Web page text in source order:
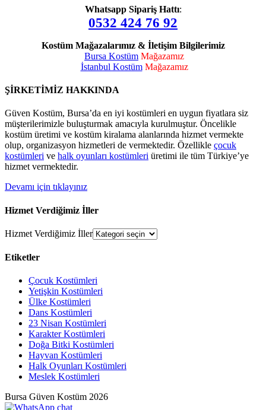
Whatsapp Sipariş Hattı:
0532 424 76 92
Kostüm Mağazalarımız & İletişim Bilgilerimiz
Bursa Kostüm Mağazamız
İstanbul Kostüm Mağazamız
ŞİRKETİMİZ HAKKINDA
Güven Kostüm, Bursa’da en iyi kostümleri en uygun fiyatlara siz
müşterilerimizle buluşturmak amacıyla kurulmuştur. Öncelikle
kostüm üretimi ve kostüm kiralama alanlarında hizmet vermekte
olup, organizasyon hizmetleri de vermektedir. Özellikle çocuk
kostümleri ve halk oyunları kostümleri üretimi ile tüm Türkiye’ye
hizmet vermektedir.
Devamı için tıklayınız
Hizmet Verdiğimiz İller
Hizmet Verdiğimiz İller
Etiketler
Çocuk Kostümleri
Yetişkin Kostümleri
Ülke Kostümleri
Dans Kostümleri
23 Nisan Kostümleri
Karakter Kostümleri
Doğa Bitki Kostümleri
Hayvan Kostümleri
Halk Oyunları Kostümleri
Meslek Kostümleri
Bursa Güven Kostüm 2026